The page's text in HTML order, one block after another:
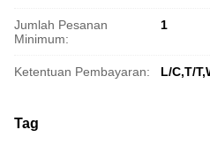
Jumlah Pesanan
Minimum:
1
Ketentuan Pembayaran: L/C,T/
Tag